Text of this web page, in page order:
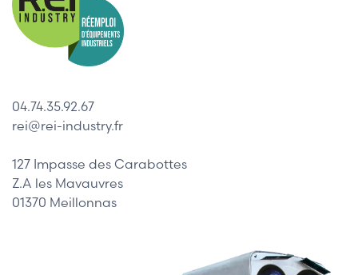
04.74.35.92.67
rei@rei-industry.fr
127 Impasse des Carabottes
Z.A les Mavauvres
01370 Meillonnas